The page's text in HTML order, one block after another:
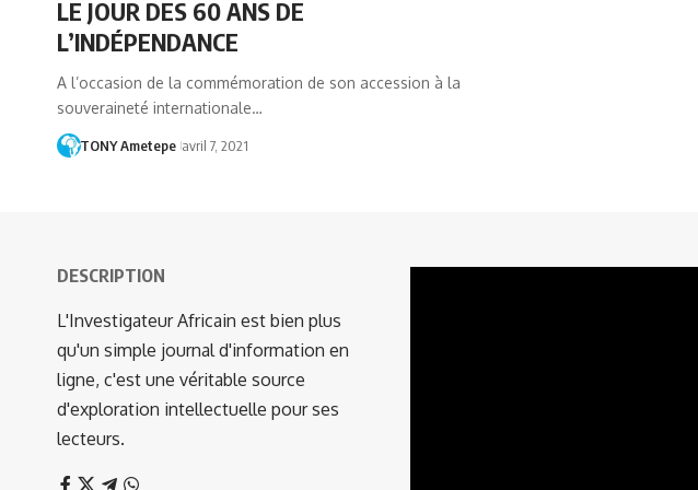
LE JOUR DES 60 ANS DE
L’INDÉPENDANCE
A l’occasion de la commémoration de son accession à la
souveraineté internationale…
TONY Ametepe avril 7, 2021
DESCRIPTION
L'Investigateur Africain est bien plus
qu'un simple journal d'information en
ligne, c'est une véritable source
d'exploration intellectuelle pour ses
lecteurs.